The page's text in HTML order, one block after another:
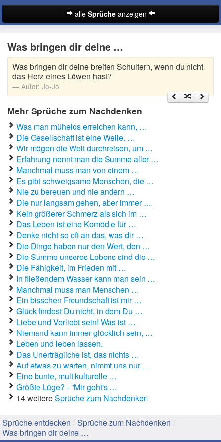
alle Sprücheanzeigen
Abschiedssprüche
Anmachsprüche
Beileidssprüche
Coole Sprüche
Dumme Sprüche
Englische Sprüche
Facebook Sprüche
Fußballsprüche
Gute Nacht Sprüche
Gute Sprüche
Guten Morgen Sprüche
Hochzeitssprüche
Konfirmationssprüche
Lateinische Sprüche
Liebeskummer Sprüche
Lustige Sprüche
Mama-Sprüche
Motivationssprüche
Schöne Sprüche
Suche
Was bringen dir deine …
Was bringen dir deine breiten Schultern, wenn du nicht
das Herz eines Löwen hast?
Autor: Jo-Jo
Mehr Sprüche zum Nachdenken
Was man mühelos erreichen kann, …
Die Gesellschaft ist eine Welle. …
Wir mögen die Welt durchreisen, um …
Erfahrung nennt man die Summe aller …
Manchmal muss man von einem …
Es gibt schweigsame Menschen, die …
Nie zu bereuen und nie andern …
Die nur langsam gehen, aber immer …
Kein größerer Schmerz als sich im …
Das Leben ist eine Komödie für …
Denke nicht so oft an das, was dir …
Die Dinge haben nur den Wert, den …
Die Summe unseres Lebens sind die …
Die Fähigkeit, im Frieden mit …
In fließendem Wasser kann man sein …
Manchmal muss man Menschen …
Ein bisschen Freundschaft ist mir …
Glück findest Du nicht, in dem Du …
Liebe und Verliebt sein! Was ist …
Niemand kann immer glücklich sein, …
Leben und leben lassen.
Das Unerträgliche ist, das nichts …
Auf etwas zu warten, nimmt uns nur …
Eine bunte, multikulturelle …
Größte Lüge? - "Mir geht's …
14 weitereSprüche zum Nachdenken
Sprüche entdecken / Sprüche zum Nachdenken /
Was bringen dir deine …